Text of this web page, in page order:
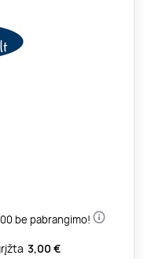
be pabrangimo!
3,00 €